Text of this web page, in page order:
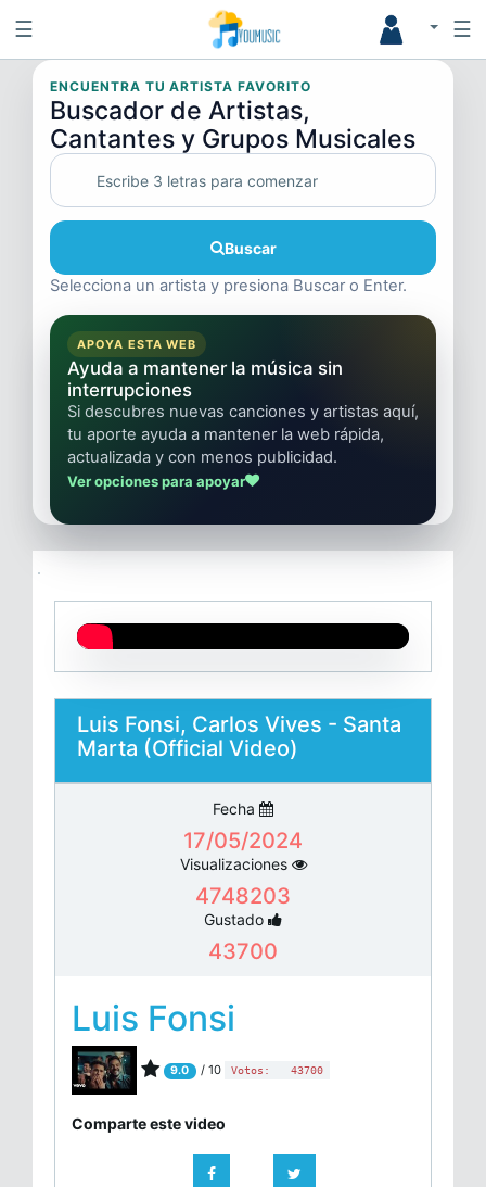
☰ ☰
ENCUENTRA TU ARTISTA FAVORITO
Buscador de Artistas,
Cantantes y Grupos Musicales
Buscar
Selecciona un artista y presiona Buscar o Enter.
APOYA ESTA WEB
Ayuda a mantener la música sin
interrupciones
Si descubres nuevas canciones y artistas aquí,
tu aporte ayuda a mantener la web rápida,
actualizada y con menos publicidad.
Ver opciones para apoyar
Luis Fonsi, Carlos Vives - Santa
Marta (Official Video)
Fecha
17/05/2024
Visualizaciones
4748203
Gustado
43700
Luis Fonsi
9.0 / 10 Votos: 43700
Comparte este video